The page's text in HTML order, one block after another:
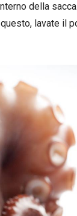
della
lavate il